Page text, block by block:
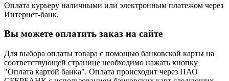
Оплата курьеру наличными или электронным платежом через
Интернет-банк.
Вы можете оплатить заказ на сайте
Для выбора оплаты товара с помощью банковской карты на
соответствующей странице необходимо нажать кнопку
"Оплата картой банка". Оплата происходит через ПАО